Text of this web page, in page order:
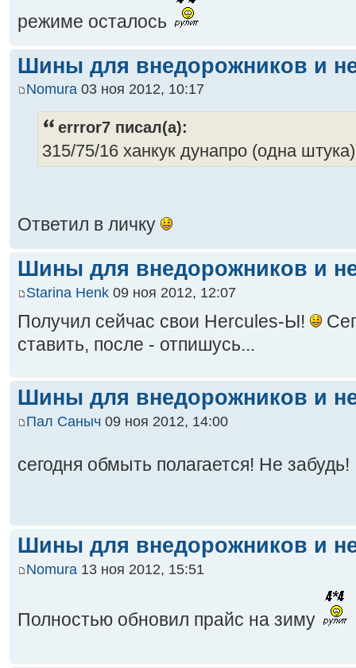
режиме осталось
Шины для внедорожников и
Nomura 03 ноя 2012, 10:17
errror7 писал(а):
315/75/16 ханкук дунапро (одна
Ответил в личку
Шины для внедорожников и
Starina Henk 09 ноя 2012, 12:07
Получил сейчас свои Hercules-Ы!
ставить, после - отпишусь...
Шины для внедорожников и
Пал Саныч 09 ноя 2012, 14:00
сегодня обмыть полагается! Не забудь!
Шины для внедорожников и
Nomura 13 ноя 2012, 15:51
Полностью обновил прайс на зиму